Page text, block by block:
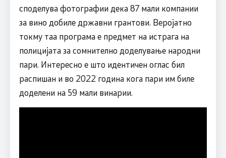
споделува фотографии дека 87 мали компании
за вино добиле државни грантови. Веројатно
токму таа програма е предмет на истрага на
полицијата за сомнително доделување народни
пари. Интересно е што идентичен оглас бил
распишан и во 2022 година кога пари им биле
доделени на 59 мали винарии.